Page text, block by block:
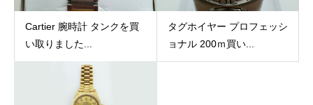
Cartier 腕時計 タンクを買
い取りました...
タグホイヤー プロフェッシ
ョナル 200ｍ買い...